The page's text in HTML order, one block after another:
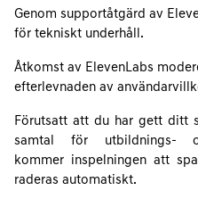
Genom supportåtgärd av
för tekniskt underhåll.
Åtkomst av ElevenLabs
efterlevnaden av
Förutsatt att du har gett ditt
samtal för utbildnings-
kommer inspelningen att
raderas automatiskt.